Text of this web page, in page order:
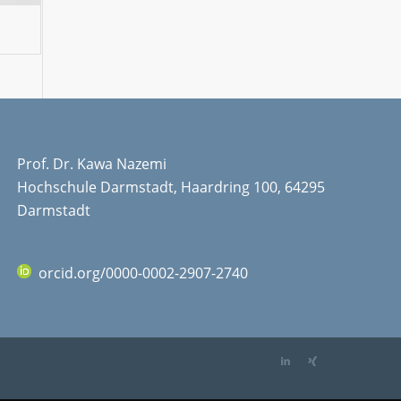
Prof. Dr. Kawa Nazemi
Hochschule Darmstadt, Haardring 100, 64295
Darmstadt
orcid.org/0000-0002-2907-2740